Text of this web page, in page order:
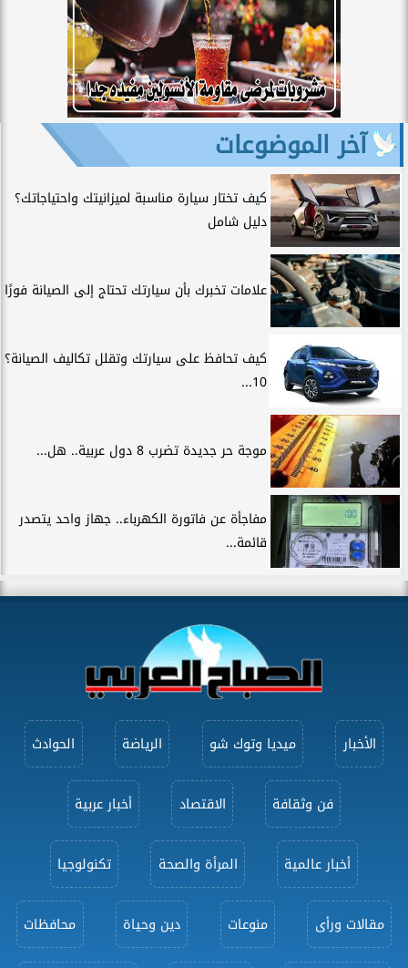
آخر الموضوعات
كيف تختار سيارة مناسبة لميزانيتك واحتياجاتك؟
دليل شامل
علامات تخبرك بأن سيارتك تحتاج إلى الصيانة فورًا
كيف تحافظ على سيارتك وتقلل تكاليف الصيانة؟
10...
موجة حر جديدة تضرب 8 دول عربية.. هل...
مفاجأة عن فاتورة الكهرباء.. جهاز واحد يتصدر
قائمة...
الأخبار ميديا وتوك شو الرياضة الحوادث
فن وثقافة الاقتصاد أخبار عربية
أخبار عالمية المرأة والصحة تكنولوجيا
مقالات ورأى منوعات دين وحياة محافظات